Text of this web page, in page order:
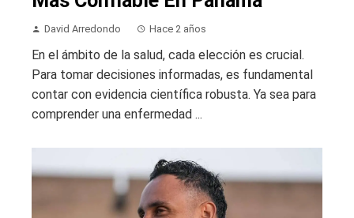
David Arredondo Hace 2 años
En el ámbito de la salud, cada elección es crucial.
Para tomar decisiones informadas, es fundamental
contar con evidencia científica robusta. Ya sea para
comprender una enfermedad ...